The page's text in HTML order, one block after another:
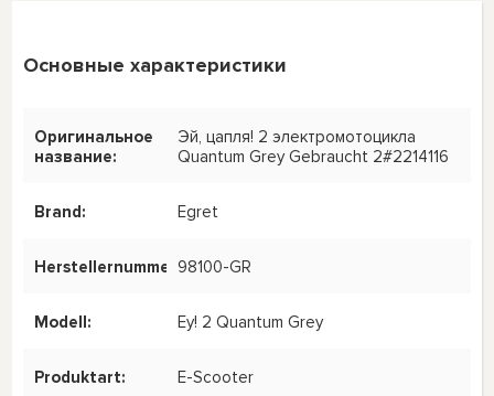
Основные характеристики
Оригинальное
название:
Эй, цапля! 2 электромотоцикла
Quantum Grey Gebraucht 2#2214116
Brand: Egret
Herstellernummer:98100-GR
Modell: Ey! 2 Quantum Grey
Produktart: E-Scooter